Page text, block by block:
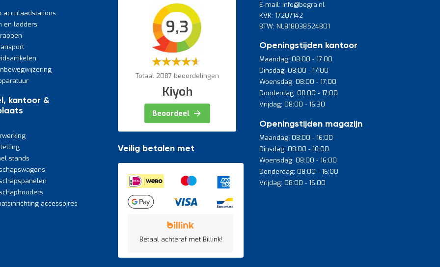
acculaadstations
en ladders
kantoor &
stands
accessoires
9,3
Waardering:
Totaal 2087 beoordelingen
Kiyoh
Beoordeel
Veilig betalen met
Betaal achteraf met Billink!
E-mail: info@begra.nl
KVK: 17207142
BTW: NL818038524B01
Openingstijden kantoor
Maandag: 08:00 - 17:00
Dinsdag: 08:00 - 17:00
Woensdag: 08:00 - 17:00
Donderdag: 08:00 - 17:00
Vrijdag: 08:00 - 16:30
Openingstijden magazijn
Maandag: 08:00 - 16:00
Dinsdag: 08:00 - 16:00
Woensdag: 08:00 - 16:00
Donderdag: 08:00 - 16:00
Vrijdag: 08:00 - 16:00